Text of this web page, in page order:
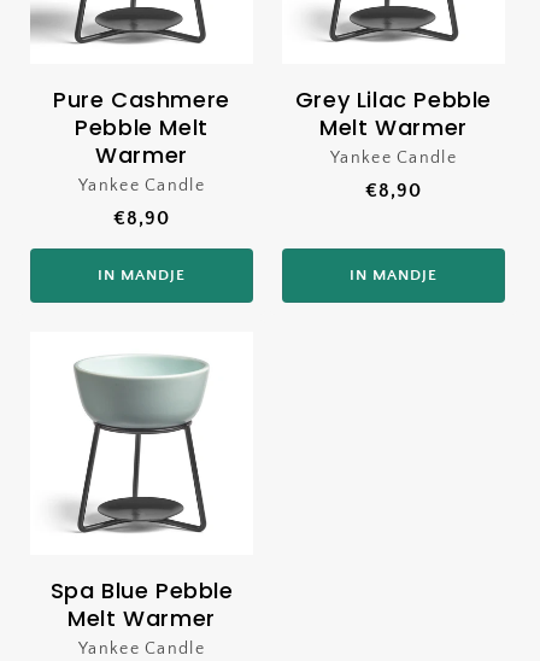
Pure Cashmere
Pebble Melt
Warmer
Verkoper:
Yankee Candle
Normale
prijs
€8,90
IN MANDJE
Grey Lilac Pebble
Melt Warmer
Verkoper:
Yankee Candle
Normale
€8,90
IN MANDJE
Spa Blue Pebble
Melt Warmer
Verkoper:
Yankee Candle